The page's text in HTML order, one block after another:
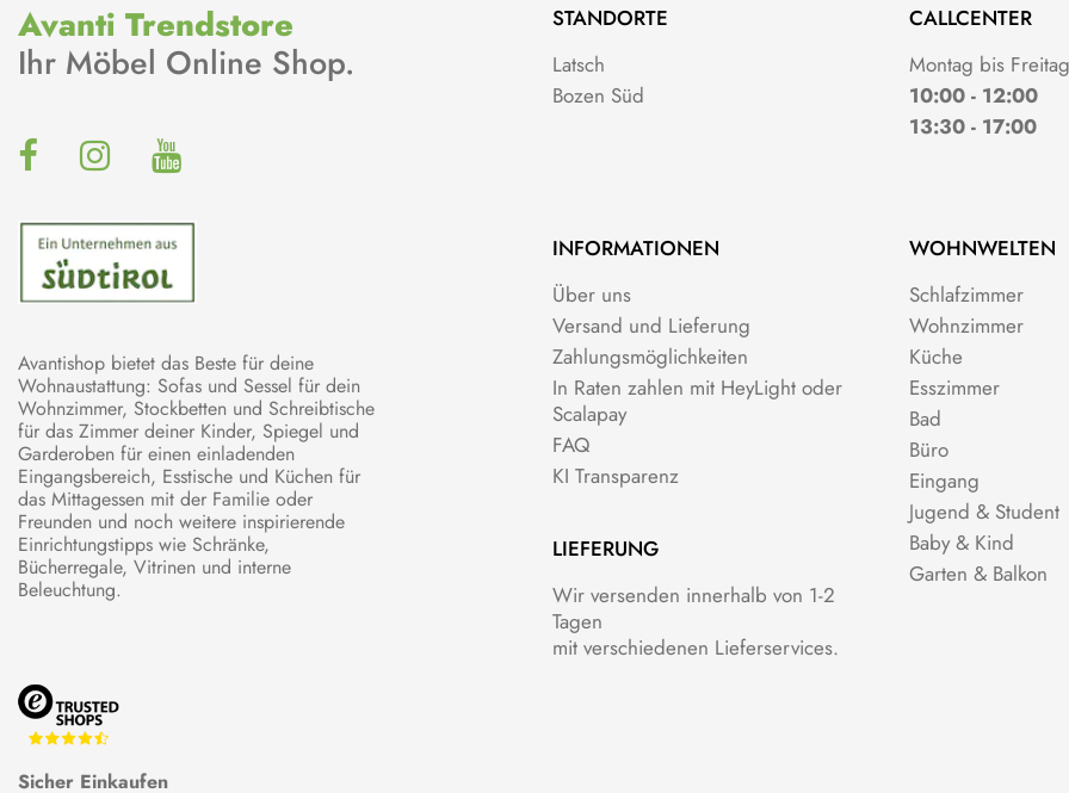
Avanti Trendstore
Ihr Möbel Online Shop.
Avantishop bietet das Beste für deine
Wohnaustattung: Sofas und Sessel für dein
Wohnzimmer, Stockbetten und Schreibtische
für das Zimmer deiner Kinder, Spiegel und
Garderoben für einen einladenden
Eingangsbereich, Esstische und Küchen für
das Mittagessen mit der Familie oder
Freunden und noch weitere inspirierende
Einrichtungstipps wie Schränke,
Bücherregale, Vitrinen und interne
Beleuchtung.
Sicher Einkaufen
STANDORTE
Latsch
Bozen Süd
CALLCENTER
Montag bis Freitag
10:00 - 12:00
13:30 - 17:00
INFORMATIONEN
Über uns
Versand und Lieferung
Zahlungsmöglichkeiten
In Raten zahlen mit HeyLight oder
Scalapay
FAQ
KI Transparenz
LIEFERUNG
Wir versenden innerhalb von 1-2
Tagen
mit verschiedenen Lieferservices.
WOHNWELTEN
Schlafzimmer
Wohnzimmer
Küche
Esszimmer
Bad
Büro
Eingang
Jugend & Student
Baby & Kind
Garten & Balkon